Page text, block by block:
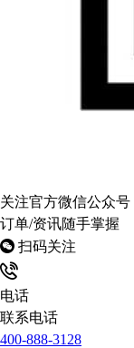
关注官方微信公众号
订单/资讯随手掌握
扫码关注
电话
联系电话
400-888-3128